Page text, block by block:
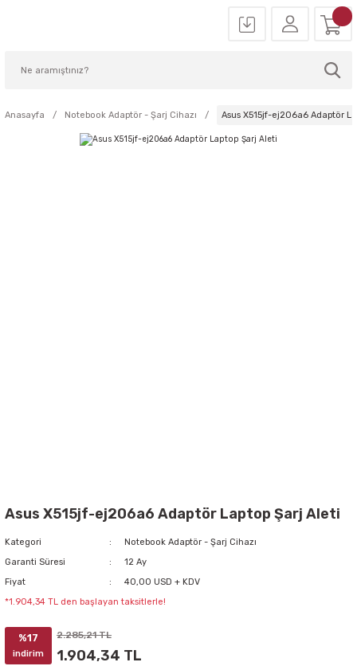
Anasayfa Notebook Adaptör - Şarj Cihazı Asus X515jf-ej206a6 Adaptör
Asus X515jf-ej206a6 Adaptör Laptop Şarj Aleti
Kategori
Notebook Adaptör - Şarj Cihazı
Garanti Süresi
12 Ay
Fiyat
40,00 USD + KDV
*1.904,34 TL den başlayan taksitlerle!
%17
indirim
2.285,21 TL
1.904,34 TL